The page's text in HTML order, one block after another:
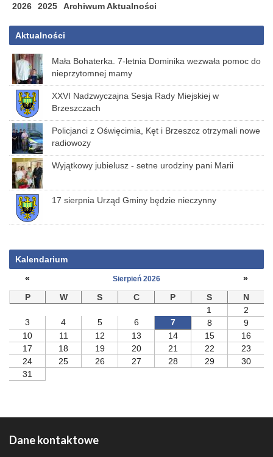
2026 2025 Archiwum Aktualności
Aktualności
Mała Bohaterka. 7-letnia Dominika wezwała pomoc do
nieprzytomnej mamy
XXVI Nadzwyczajna Sesja Rady Miejskiej w
Brzeszczach
Policjanci z Oświęcimia, Kęt i Brzeszcz otrzymali nowe
radiowozy
Wyjątkowy jubielusz - setne urodziny pani Marii
17 sierpnia Urząd Gminy będzie nieczynny
Kalendarium
«
Sierpień 2026
»
P
W S C P S
N
1
2
3
4 5 6 7 8
9
10
11 12 13 14 15
16
17
18 19 20 21 22
23
24
25 26 27 28 29
30
31
Dane kontaktowe